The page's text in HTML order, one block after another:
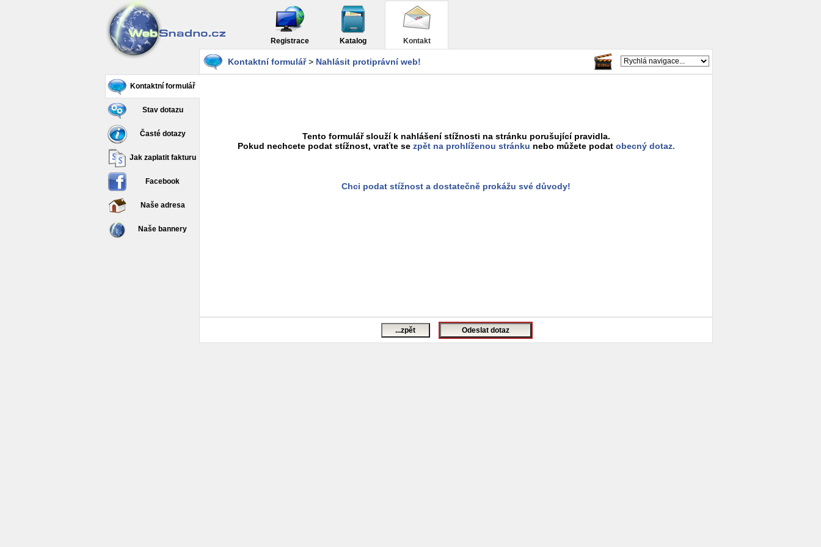
Registrace Katalog Kontakt
Kontaktní formulář
Stav dotazu
Časté dotazy
Jak zaplatit fakturu
Facebook
Naše adresa
Naše bannery
Kontaktní formulář> Nahlásit protiprávní web!
Tento formulář slouží k nahlášení stížnosti na stránku porušující pravidla.
Pokud nechcete podat stížnost, vraťte se zpět na prohlíženou stránku nebo můžete podat obecný dotaz.
Chci podat stížnost a dostatečně prokážu své důvody!